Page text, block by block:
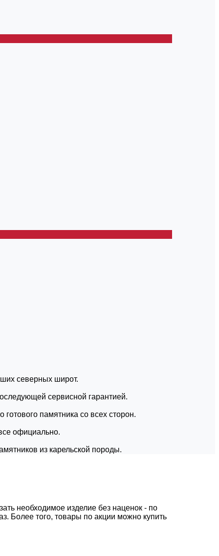
северных широт.
сервисной гарантией.
памятника со всех сторон.
официально.
из карельской породы.
необходимое изделие без наценок - по
Более того, товары по акции можно купить